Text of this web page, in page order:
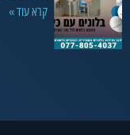
קרא עוד »